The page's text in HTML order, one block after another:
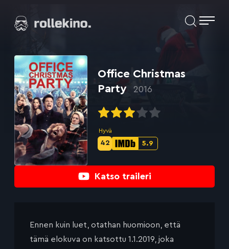
suoraan
Elokuvat ja elokuva-arviot | Rollekino.fi
jälkeen.
Katso traileri
Office Christmas
Party
2016
Hyvä
IMDb-
5.9
Metascore-
42
Ennen kuin luet, otathan huomioon, että
tämä elokuva on katsottu 1.1.2019, joka